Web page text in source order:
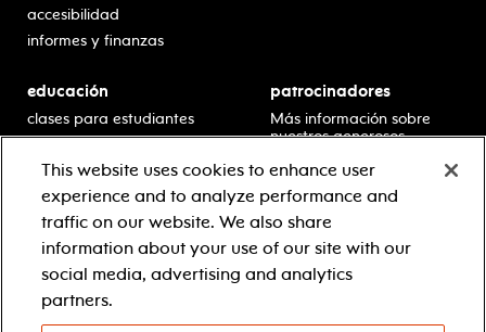
accesibilidad
informes y finanzas
educación
clases para estudiantes
escolar
residencias en escuelas
desarrollo profesional
recursos para docentes
comuníquese con el
equipo educativo
patrocinadores
Más información sobre
nuestros generosos
This website uses cookies to enhance user
experience and to analyze performance and
traffic on our website. We also share
information about your use of our site with our
social media, advertising and analytics
partners.